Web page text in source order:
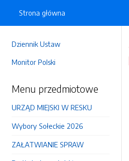
Dziennik Ustaw
Monitor Polski
Menu przedmiotowe
URZĄD MIEJSKI W RESKU
Wybory Sołeckie 2026
ZAŁATWIANIE SPRAW
Strona główna